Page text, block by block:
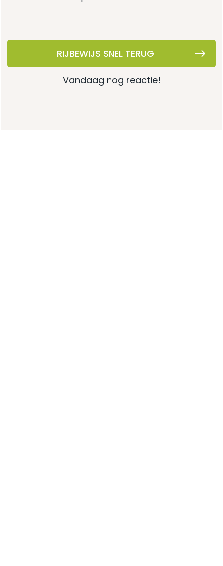
RIJBEWIJS SNEL TERUG
vandaag nog reactie!